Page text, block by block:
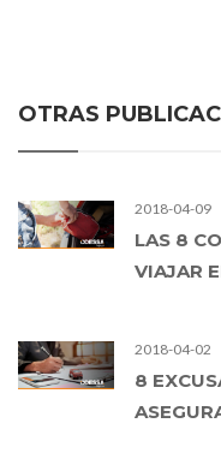
OTRAS
2018-04-09
LAS 8
VIAJAR
2018-04-02
8